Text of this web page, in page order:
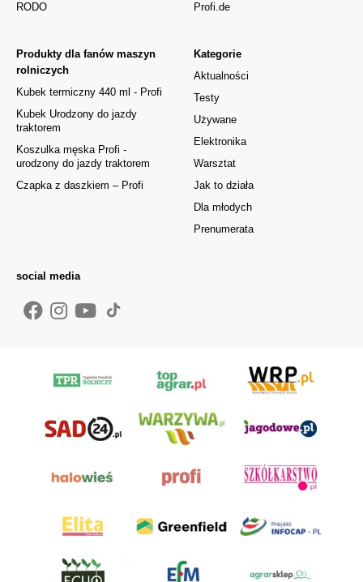
RODO
Kategorie
Aktualności
Testy
Używane
Elektronika
Warsztat
Jak to działa
Dla młodych
Prenumerata
Produkty dla fanów maszyn
rolniczych
Kubek termiczny 440 ml - Profi
Kubek Urodzony do jazdy
traktorem
Koszulka męska Profi -
urodzony do jazdy traktorem
Czapka z daszkiem – Profi
Profi.de
social media